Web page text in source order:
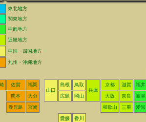
東北地方
関東地方
中部地方
近畿地方
中国・四国地方
九州・沖縄地方
佐賀
福岡
山口
島根
鳥取
兵庫
京都 滋賀
福井
熊本 大分 広島 岡山 大阪 奈良 岐阜
鹿児島 宮崎 和歌山 三重 愛知
愛媛 香川